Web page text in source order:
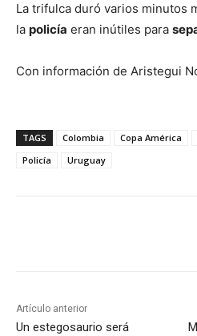
La trifulca duró varios minutos
la policía eran inútiles para
Con información de Aristegui
TAGS Colombia Copa América
Policía
Uruguay
Artículo anterior
Un estegosaurio será